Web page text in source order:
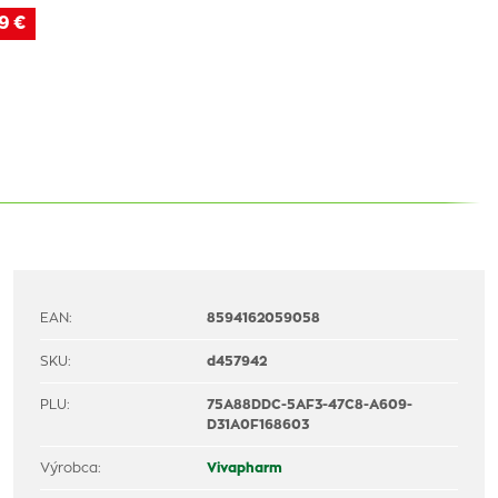
€
EAN: 8594162059058
SKU: d457942
PLU:
75A88DDC-5AF3-47C8-A609-
D31A0F168603
Výrobca: Vivapharm